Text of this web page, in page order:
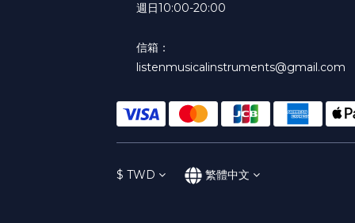
週日10:00-20:00
信箱：
listenmusicalinstruments@gmail.com
$ TWD 繁體中文